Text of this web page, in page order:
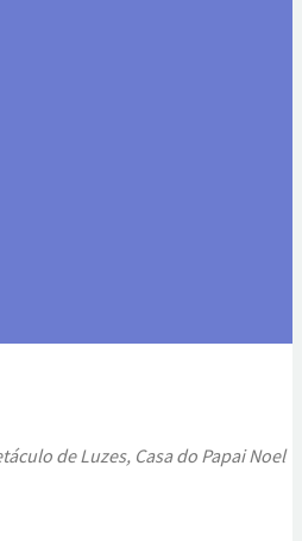
de Luzes, Casa do Papai Noel